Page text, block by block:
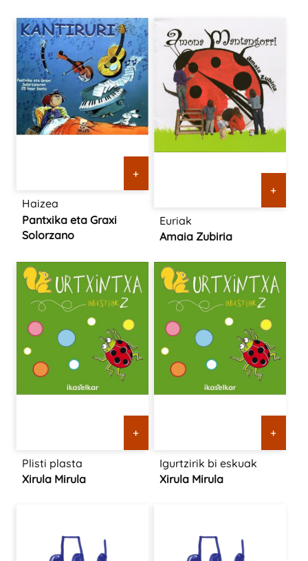
+
Haizea
Pantxika eta Graxi
Solorzano
+
Euriak
Amaia Zubiria
+
Plisti plasta
Xirula Mirula
+
Igurtzirik bi eskuak
Xirula Mirula